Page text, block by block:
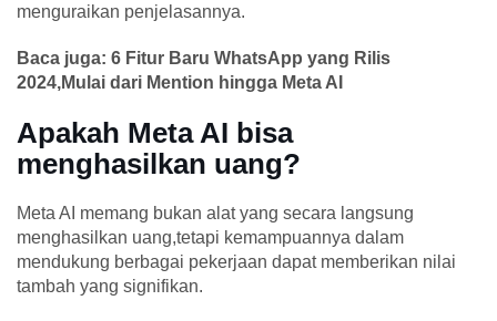
menguraikan penjelasannya.
Baca juga: 6 Fitur Baru WhatsApp yang Rilis
2024,Mulai dari Mention hingga Meta AI
Apakah Meta AI bisa
menghasilkan uang?
Meta AI memang bukan alat yang secara langsung
menghasilkan uang,tetapi kemampuannya dalam
mendukung berbagai pekerjaan dapat memberikan nilai
tambah yang signifikan.